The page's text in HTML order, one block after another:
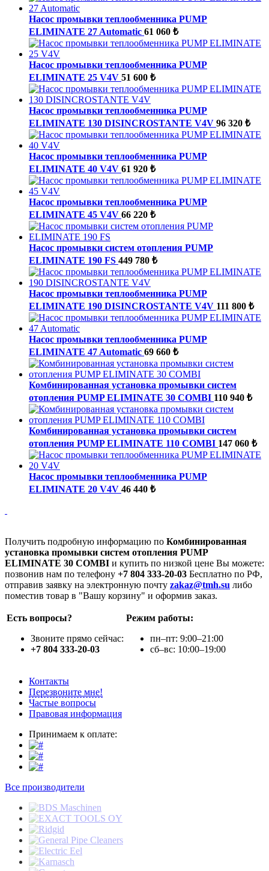
Насос промывки теплообменника PUMP
ELIMINATE 27 Automatic 61 060 ₺
Насос промывки теплообменника PUMP
ELIMINATE 25 V4V 51 600 ₺
Насос промывки теплообменника PUMP
ELIMINATE 130 DISINCROSTANTE V4V 96 320 ₺
Насос промывки теплообменника PUMP
ELIMINATE 40 V4V 61 920 ₺
Насос промывки теплообменника PUMP
ELIMINATE 45 V4V 66 220 ₺
Насос промывки систем отопления PUMP
ELIMINATE 190 FS 449 780 ₺
Насос промывки теплообменника PUMP
ELIMINATE 190 DISINCROSTANTE V4V 111 800 ₺
Насос промывки теплообменника PUMP
ELIMINATE 47 Automatic 69 660 ₺
Комбинированная установка промывки систем
отопления PUMP ELIMINATE 30 COMBI 110 940 ₺
Комбинированная установка промывки систем
отопления PUMP ELIMINATE 110 COMBI 147 060 ₺
Насос промывки теплообменника PUMP
ELIMINATE 20 V4V 46 440 ₺
Получить подробную информацию по Комбинированная
установка промывки систем отопления PUMP
ELIMINATE 30 COMBI и купить по низкой цене Вы можете:
позвонив нам по телефону +7 804 333-20-03 Бесплатно по РФ,
отправив заявку на электронную почту zakaz@tmh.su либо
поместив товар в "Вашу корзину" и оформив заказ.
Есть вопросы?
Звоните прямо сейчас:
+7 804 333-20-03
Режим работы:
пн–пт: 9:00–21:00
сб–вс: 10:00–19:00
Контакты
Перезвоните мне!
Частые вопросы
Правовая информация
Принимаем к оплате:
Все производители